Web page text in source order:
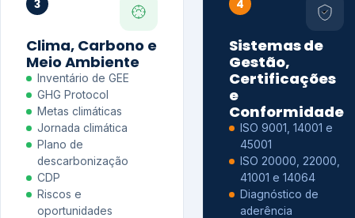
3
Clima, Carbono e
Meio Ambiente
Inventário de GEE
GHG Protocol
Metas climáticas
Jornada climática
Plano de
descarbonização
CDP
Riscos e
oportunidades
4
Sistemas de
Gestão,
Certificações
e
Conformidade
ISO 9001, 14001 e
45001
ISO 20000, 22000,
41001 e 14064
Diagnóstico de
aderência